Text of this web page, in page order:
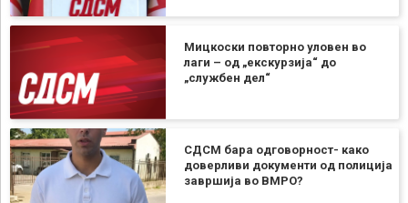
Мицкоски повторно уловен во
лаги – од „екскурзија“ до
„службен дел“
СДСМ бара одговорност- како
доверливи документи од полиција
завршија во ВМРО?